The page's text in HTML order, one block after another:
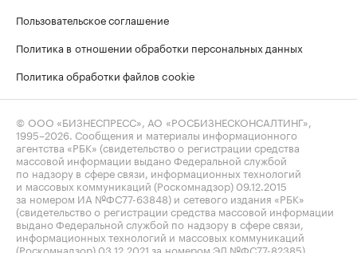
Пользовательское соглашение
Политика в отношении обработки персональных данных
Политика обработки файлов cookie
© ООО «БИЗНЕСПРЕСС», АО «РОСБИЗНЕСКОНСАЛТИНГ»,
1995–2026 . Сообщения и материалы информационного
агентства «РБК» (свидетельство о регистрации средства
массовой информации выдано Федеральной службой
по надзору в сфере связи, информационных технологий
и массовых коммуникаций (Роскомнадзор) 09.12.2015
за номером ИА №ФС77-63848) и сетевого издания «РБК»
(свидетельство о регистрации средства массовой информации
выдано Федеральной службой по надзору в сфере связи,
информационных технологий и массовых коммуникаций
(Роскомнадзор) 03.12.2021 за номером ЭЛ №ФС77-82385)